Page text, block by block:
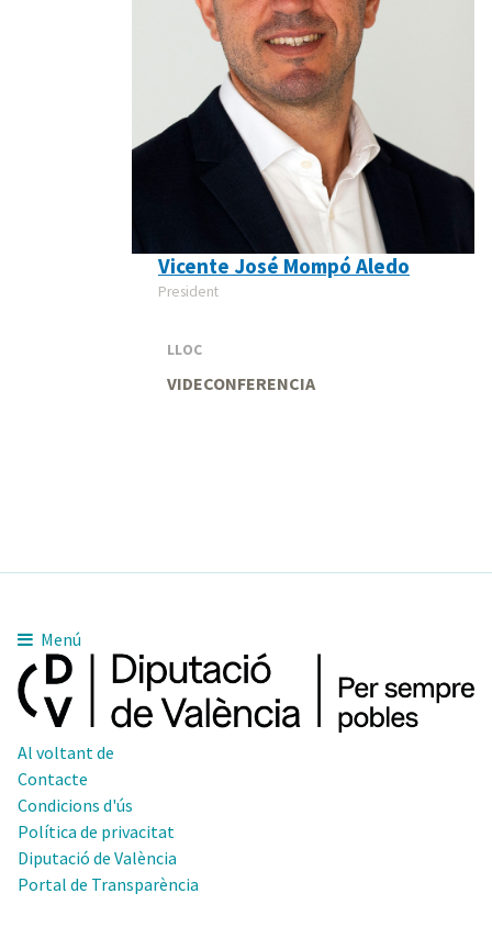
Vicente José Mompó Aledo
President
LLOC
VIDECONFERENCIA
Menú
Al voltant de
Contacte
Condicions d'ús
Política de privacitat
Diputació de València
Portal de Transparència